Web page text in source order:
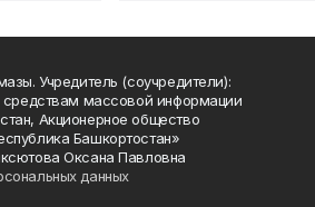
Учредитель (соучредители):
средствам массовой информации
Акционерное общество
Башкортостан»
Оксана Павловна
данных